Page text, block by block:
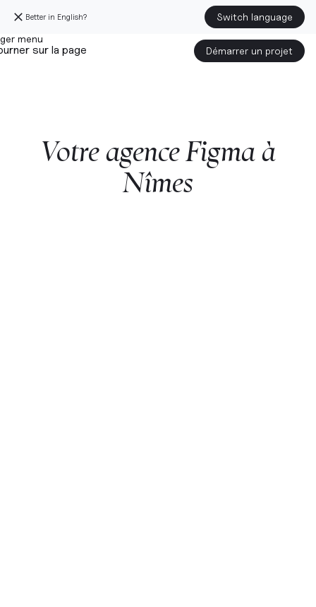
Better in English? Switch language
sur la page Démarrer un projet
VotreagenceFigmaà
Nîmes